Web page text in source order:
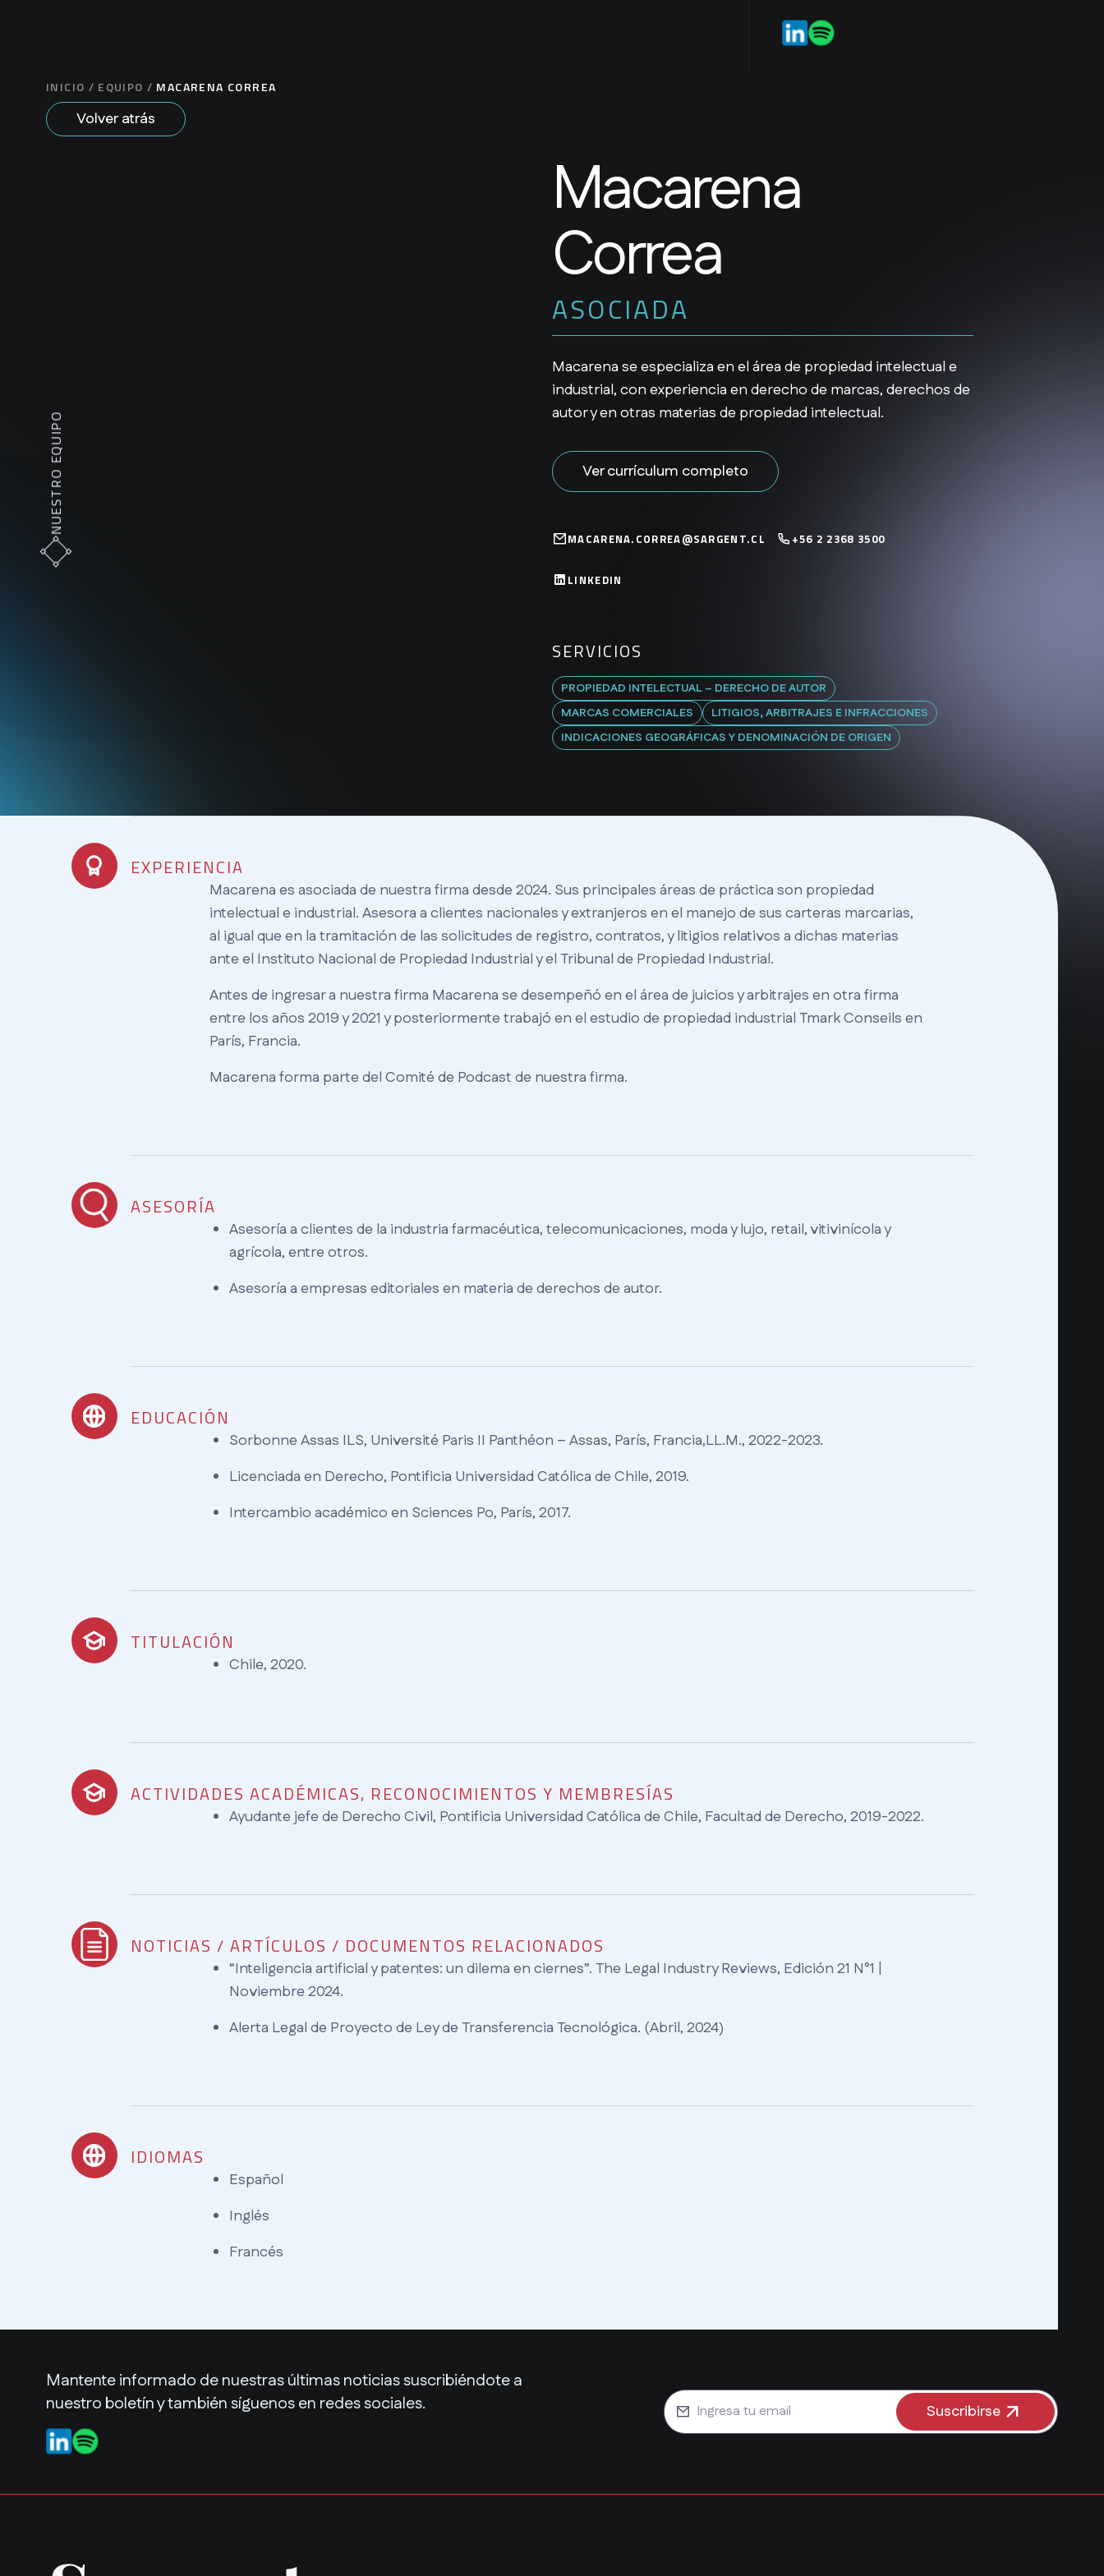
Servicios en línea
INICIO / EQUIPO / MACARENA CORREA
Volver atrás
NUESTRO EQUIPO
Macarena
Correa
ASOCIADA
Macarena se especializa en el área de propiedad intelectual e
industrial, con experiencia en derecho de marcas, derechos de
autor y en otras materias de propiedad intelectual.
Ver currículum completo
MACARENA.CORREA@SARGENT.CL +56 2 2368 3500
LINKEDIN
SERVICIOS
PROPIEDAD INTELECTUAL – DERECHO DE AUTOR
MARCAS COMERCIALES
LITIGIOS, ARBITRAJES E INFRACCIONES
INDICACIONES GEOGRÁFICAS Y DENOMINACIÓN DE ORIGEN
EXPERIENCIA
Macarena es asociada de nuestra firma desde 2024. Sus principales áreas de práctica son propiedad
intelectual e industrial. Asesora a clientes nacionales y extranjeros en el manejo de sus carteras marcarias,
al igual que en la tramitación de las solicitudes de registro, contratos, y litigios relativos a dichas materias
ante el Instituto Nacional de Propiedad Industrial y el Tribunal de Propiedad Industrial.
Antes de ingresar a nuestra firma Macarena se desempeñó en el área de juicios y arbitrajes en otra firma
entre los años 2019 y 2021 y posteriormente trabajó en el estudio de propiedad industrial Tmark Conseils en
París, Francia.
Macarena forma parte del Comité de Podcast de nuestra firma.
ASESORÍA
Asesoría a clientes de la industria farmacéutica, telecomunicaciones, moda y lujo, retail, vitivinícola y
agrícola, entre otros.
Asesoría a empresas editoriales en materia de derechos de autor.
EDUCACIÓN
Sorbonne Assas ILS, Université Paris II Panthéon – Assas, París, Francia,LL.M., 2022-2023.
Licenciada en Derecho, Pontificia Universidad Católica de Chile, 2019.
Intercambio académico en Sciences Po, París, 2017.
TITULACIÓN
Chile, 2020.
ACTIVIDADES ACADÉMICAS, RECONOCIMIENTOS Y MEMBRESÍAS
Ayudante jefe de Derecho Civil, Pontificia Universidad Católica de Chile, Facultad de Derecho, 2019-2022.
NOTICIAS / ARTÍCULOS / DOCUMENTOS RELACIONADOS
“Inteligencia artificial y patentes: un dilema en ciernes”.The Legal Industry Reviews, Edición 21 N°1 |
Noviembre 2024.
Alerta Legal de Proyecto de Ley de Transferencia Tecnológica. (Abril, 2024)
IDIOMAS
Español
Inglés
Francés
Mantente informado de nuestras últimas noticias suscribiéndote a
nuestro boletín y también síguenos en redes sociales.
Suscribirse